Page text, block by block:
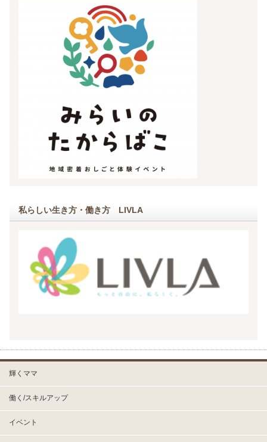
私らしい生き方・働き方 LIVLA
輝くママ
働く/スキルアップ
イベント